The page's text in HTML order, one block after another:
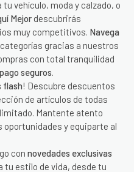
vehículo, moda y calzado, o
Mejor descubrirás
muy competitivos. Navega
gracias a nuestros
con total tranquilidad
seguros.
flash! Descubre descuentos
de artículos de todas
Mantente atento
oportunidades y equiparte al
con novedades exclusivas
tu estilo de vida, desde tu